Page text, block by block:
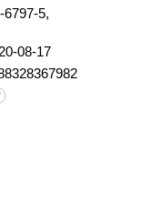
6797-5,
08-17